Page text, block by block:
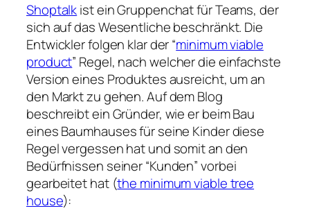
Shoptalkist ein Gruppenchat für Teams, der
sich auf das Wesentliche beschränkt. Die
Entwickler folgen klar der “minimum viable
product” Regel, nach welcher die einfachste
Version eines Produktes ausreicht, um an
den Markt zu gehen. Auf dem Blog
beschreibt ein Gründer, wie er beim Bau
eines Baumhauses für seine Kinder diese
Regel vergessen hat und somit an den
Bedürfnissen seiner “Kunden” vorbei
gearbeitet hat (the minimum viable tree
house):